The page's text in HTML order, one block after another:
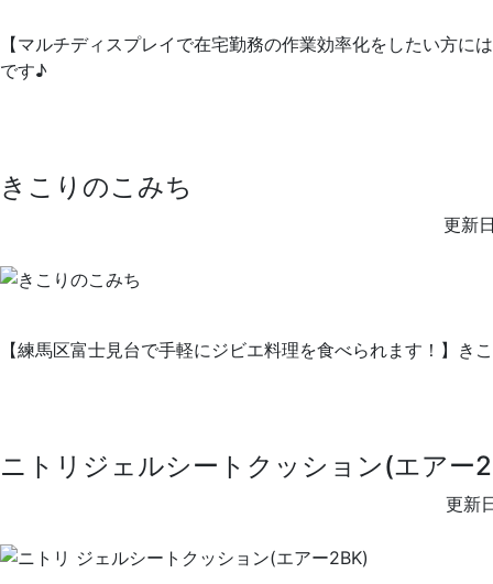
【マルチディスプレイで在宅勤務の作業効率化をしたい方
です♪
きこりのこみち
更新
【練馬区富士見台で手軽にジビエ料理を食べられます！】
ニトリジェルシートクッション(エアー
更新